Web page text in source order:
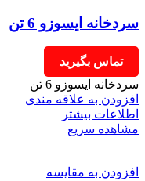
سردخانه ایسوزو 6 تن
تماس بگیرید
سردخانه ایسوزو 6 تن
افزودن به علاقه مندی
اطلاعات بیشتر
مشاهده سریع
افزودن به مقایسه